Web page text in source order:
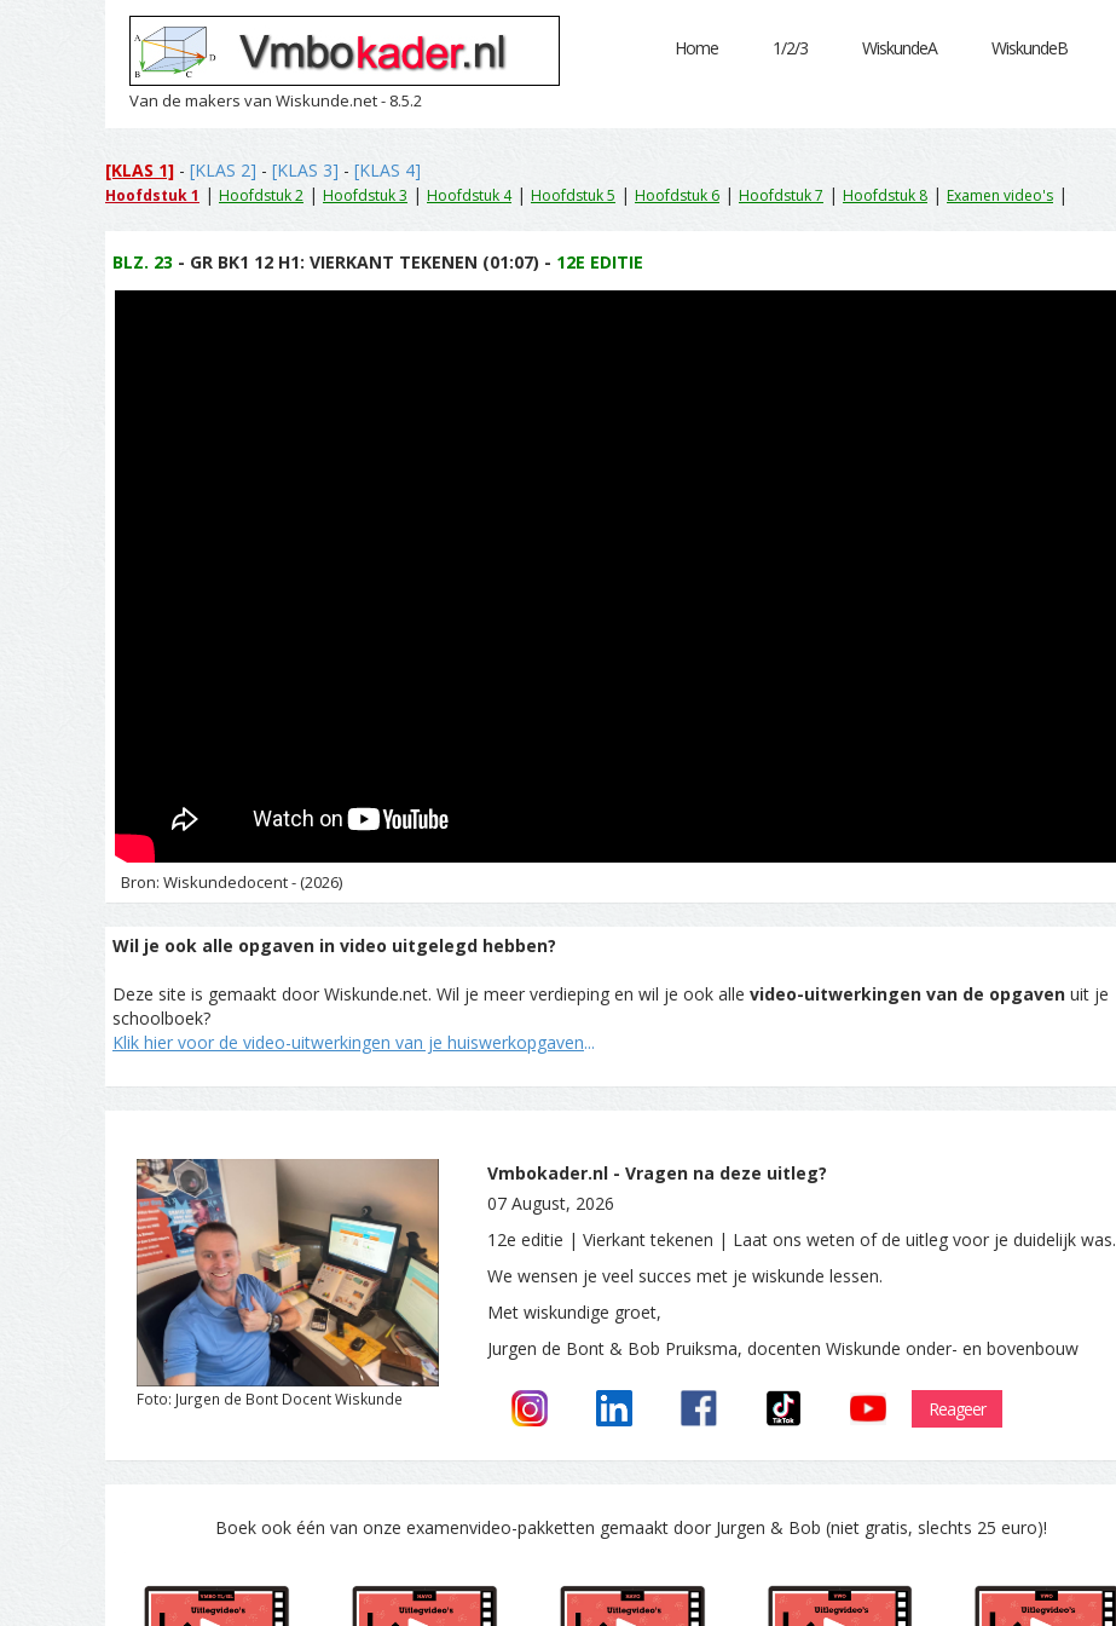
Van de makers van Wiskunde.net - 8.5.2
Home 1/2/3 WiskundeA WiskundeB
[KLAS 1] - [KLAS 2] - [KLAS 3] - [KLAS 4]
Hoofdstuk 1 | Hoofdstuk 2 | Hoofdstuk 3 | Hoofdstuk 4| Hoofdstuk 5 | Hoofdstuk 6 | Hoofdstuk 7 | Hoofdstuk 8 | Examen video's |
BLZ. 23 - GR BK1 12 H1: VIERKANT TEKENEN (01:07) - 12E EDITIE
Bron: Wiskundedocent - (2026)
Wil je ook alle opgaven in video uitgelegd hebben?
Deze site is gemaakt door Wiskunde.net. Wil je meer verdieping en wil je ook alle video-uitwerkingen van de opgaven uit je
schoolboek?
Klik hier voor de video-uitwerkingen van je huiswerkopgaven...
Foto: Jurgen de Bont Docent Wiskunde
Vmbokader.nl - Vragen na deze uitleg?
07 August, 2026
12e editie | Vierkant tekenen | Laat ons weten of de uitleg voor je duidelijk was.
We wensen je veel succes met je wiskunde lessen.
Met wiskundige groet,
Jurgen de Bont & Bob Pruiksma, docenten Wiskunde onder- en bovenbouw
Reageer
Boek ook één van onze examenvideo-pakketten gemaakt door Jurgen & Bob (niet gratis, slechts 25 euro)!